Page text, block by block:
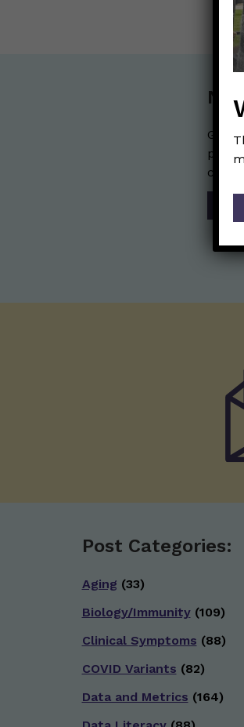
Get
Post Categories:
Aging (33)
Biology/Immunity(109)
Clinical Symptoms (88)
COVID Variants (82)
Data and Metrics (164)